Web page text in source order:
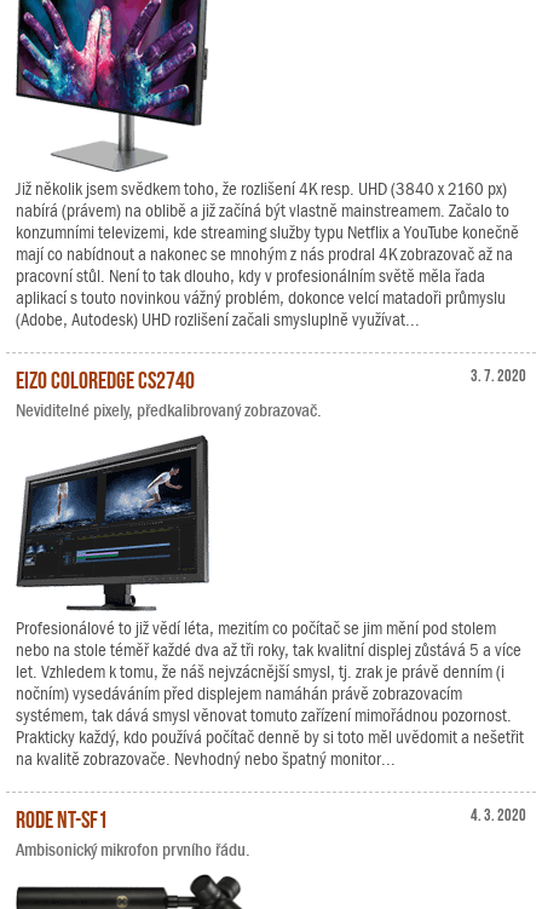
Již několik jsem svědkem toho, že rozlišení 4K resp. UHD (3840 x 2160 px)
nabírá (právem) na oblibě a již začíná být vlastně mainstreamem. Začalo to
konzumními televizemi, kde streaming služby typu Netflix a YouTube konečně
mají co nabídnout a nakonec se mnohým z nás prodral 4K zobrazovač až na
pracovní stůl. Není to tak dlouho, kdy v profesionálním světě měla řada
aplikací s touto novinkou vážný problém, dokonce velcí matadoři průmyslu
(Adobe, Autodesk) UHD rozlišení začali smysluplně využívat...
3. 7. 2020
EIZO ColorEdge CS2740
Neviditelné pixely, předkalibrovaný zobrazovač.
Profesionálové to již vědí léta, mezitím co počítač se jim mění pod stolem
nebo na stole téměř každé dva až tři roky, tak kvalitní displej zůstává 5 a více
let. Vzhledem k tomu, že náš nejvzácnější smysl, tj. zrak je právě denním (i
nočním) vysedáváním před displejem namáhán právě zobrazovacím
systémem, tak dává smysl věnovat tomuto zařízení mimořádnou pozornost.
Prakticky každý, kdo používá počítač denně by si toto měl uvědomit a nešetřit
na kvalitě zobrazovače. Nevhodný nebo špatný monitor...
4. 3. 2020
RODE NT-SF1
Ambisonický mikrofon prvního řádu.